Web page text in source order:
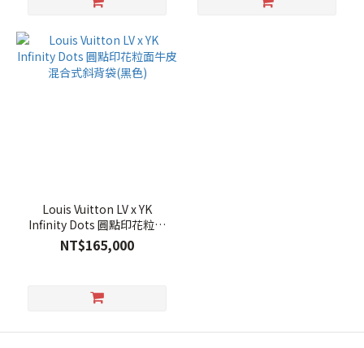
Louis Vuitton LV x YK
Infinity Dots 圓點印花粒面
牛皮混合式斜背袋(黑色)
NT$165,000